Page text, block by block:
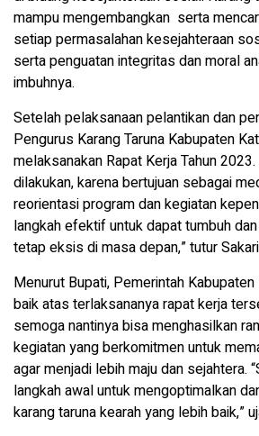
mampu mengembangkan serta
setiap permasalahan kesejahteraan
serta penguatan integritas dan moral
imbuhnya.
Setelah pelaksanaan pelantikan dan
Pengurus Karang Taruna Kabupaten
melaksanakan Rapat Kerja Tahun
dilakukan, karena bertujuan sebagai
reorientasi program dan kegiatan
langkah efektif untuk dapat tumbuh
tetap eksis di masa depan,” tutur
Menurut Bupati, Pemerintah
baik atas terlaksananya rapat kerja
semoga nantinya bisa menghasilkan
kegiatan yang berkomitmen untuk
agar menjadi lebih maju dan sejahtera.
langkah awal untuk mengoptimalkan
karang taruna kearah yang lebih baik,”